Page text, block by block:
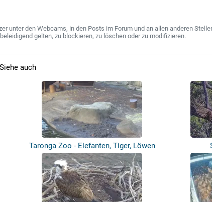
unter den Webcams, in den Posts im Forum und an allen anderen
gelten, zu blockieren, zu löschen oder zu modifizieren.
Siehe auch
Taronga Zoo - Elefanten, Tiger, Löwen